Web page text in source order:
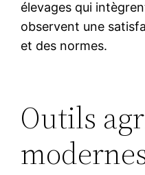
élevages qui
observent une
et des normes.
Outils